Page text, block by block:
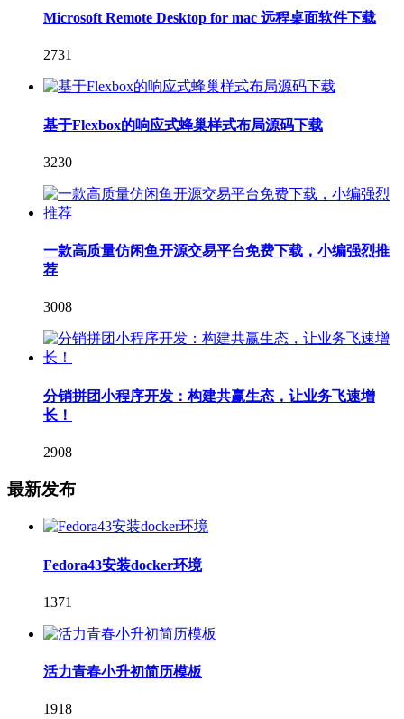
Microsoft Remote Desktop for mac 远程桌面软件下载
2731
基于Flexbox的响应式蜂巢样式布局源码下载
3230
一款高质量仿闲鱼开源交易平台免费下载，小编强烈推
荐
3008
分销拼团小程序开发：构建共赢生态，让业务飞速增
长！
2908
最新发布
Fedora43安装docker环境
1371
活力青春小升初简历模板
1918